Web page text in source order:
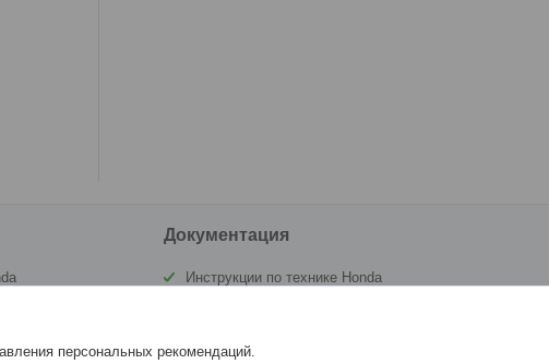
(ГИМС)
Документация
Инструкции по технике Honda
персональных рекомендаций.